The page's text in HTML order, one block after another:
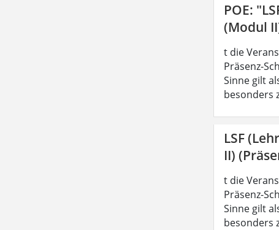
POE:
(Modul
t die
Präsenz-
Sinne gilt
besonders
LSF
II)
t die
Präsenz-
Sinne gilt
besonders